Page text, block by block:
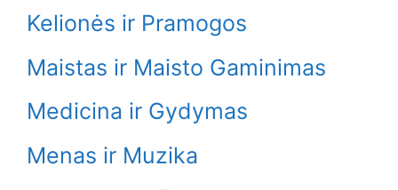
Kelionės ir Pramogos
Maistas ir Maisto Gaminimas
Medicina ir Gydymas
Menas ir Muzika